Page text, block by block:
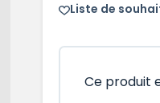
Liste de
Ce produit